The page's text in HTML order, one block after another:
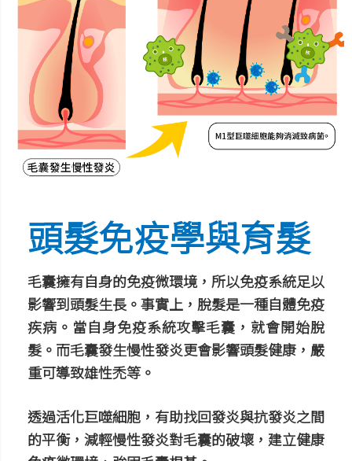
頭髮免疫學與育髮
毛囊擁有自身的免疫微環境，所以免疫系統足以
影響到頭髮生長。事實上，脫髮是一種自體免疫
疾病。當自身免疫系統攻擊毛囊，就會開始脫
髮。而毛囊發生慢性發炎更會影響頭髮健康，嚴
重可導致雄性禿等。
透過活化巨噬細胞，有助找回發炎與抗發炎之間
的平衡，減輕慢性發炎對毛囊的破壞，建立健康